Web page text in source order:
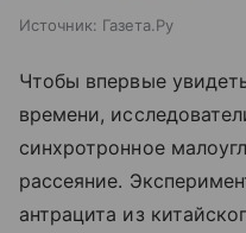
Источник: Газета.Ру
Чтобы впервые
времени,
синхротронное
рассеяние.
антрацита из